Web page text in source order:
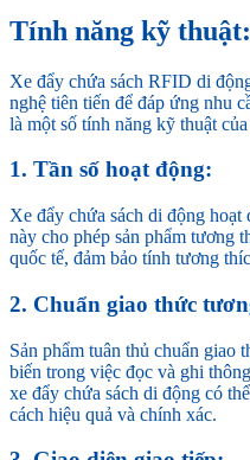
Tính năng kỹ thuật:
Xe đẩy chứa sách RFID di
nghệ tiên tiến để đáp ứng nhu
là một số tính năng kỹ thuật của
1. Tần số hoạt động:
Xe đẩy chứa sách di động
này cho phép sản phẩm tương
quốc tế, đảm bảo tính tương
2. Chuẩn giao thức
Sản phẩm tuân thủ chuẩn giao
biến trong việc đọc và ghi
xe đẩy chứa sách di động có
cách hiệu quả và chính xác.